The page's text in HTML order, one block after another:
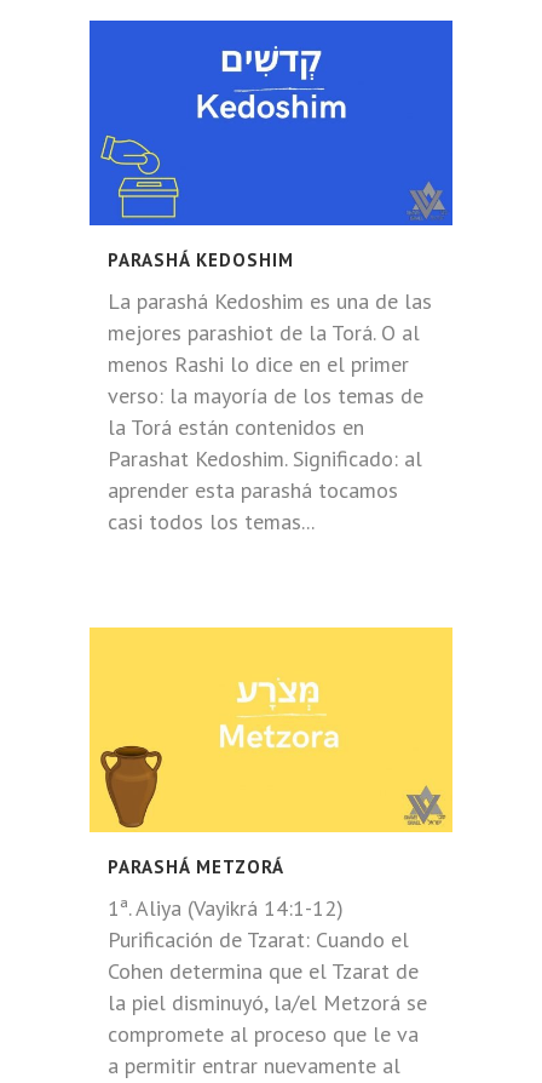
PARASHÁ KEDOSHIM
La parashá Kedoshim es una de las
mejores parashiot de la Torá. O al
menos Rashi lo dice en el primer
verso: la mayoría de los temas de
la Torá están contenidos en
Parashat Kedoshim. Significado: al
aprender esta parashá tocamos
casi todos los temas...
PARASHÁ METZORÁ
1ª. Aliya (Vayikrá 14:1-12)
Purificación de Tzarat: Cuando el
Cohen determina que el Tzarat de
la piel disminuyó, la/el Metzorá se
compromete al proceso que le va
a permitir entrar nuevamente al